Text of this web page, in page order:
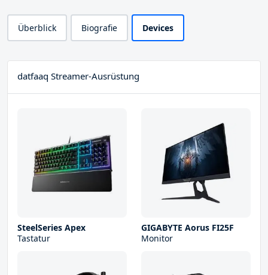
Überblick Biografie Devices
datfaaq Streamer-Ausrüstung
SteelSeries Apex
Tastatur
GIGABYTE Aorus FI25F
Monitor